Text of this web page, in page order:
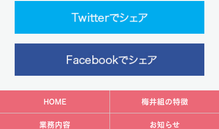
HOME 梅井組の特徴
業務内容 お知らせ